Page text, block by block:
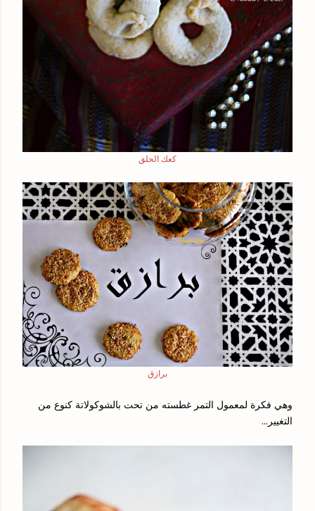
كعك الحلق
برازق
وهي فكرة لمعمول التمر غطسته من تحت بالشوكولاتة كنوع من
التغيير...